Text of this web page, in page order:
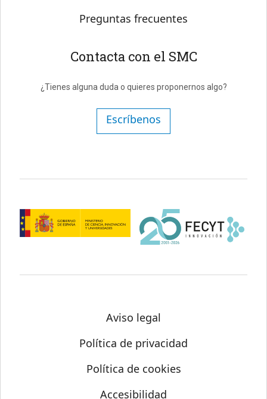
Preguntas frecuentes
Contacta con el SMC
¿Tienes alguna duda o quieres proponernos algo?
Escríbenos
Aviso legal
Política de privacidad
Política de cookies
Accesibilidad